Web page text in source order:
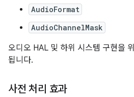
AudioFormat
AudioChannelMask
오디오 HAL 및 하위 시스템 구현을
됩니다.
사전 처리 효과